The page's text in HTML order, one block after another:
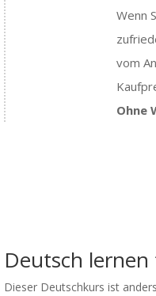
Wenn
vom
Ohne
Deutsch
Dieser Deutschkurs ist